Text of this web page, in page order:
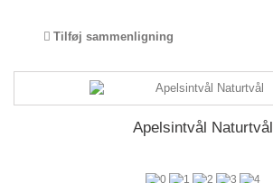
Tilføj sammenligning
Apelsintvål Naturtvål